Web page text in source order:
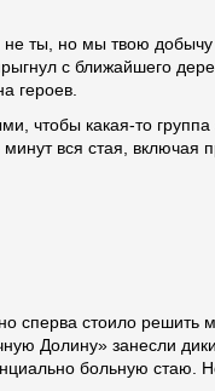
ты, но мы твою добычу
с ближайшего
героев.
чтобы какая-то
вся стая, включая
сперва стоило решить
Долину» занесли
больную стаю.